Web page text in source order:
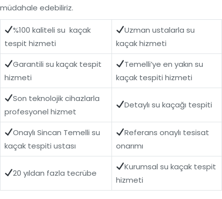
müdahale edebiliriz.
%100 kaliteli su kaçak
tespit hizmeti
Uzman ustalarla su
kaçak hizmeti
Garantili su kaçak tespit
hizmeti
Temelli’ye en yakın su
kaçak tespiti hizmeti
Son teknolojik cihazlarla
profesyonel hizmet
Detaylı su kaçağı tespiti
Onaylı Sincan Temelli su
kaçak tespiti ustası
Referans onaylı tesisat
onarımı
20 yıldan fazla tecrübe
Kurumsal su kaçak tespit
hizmeti